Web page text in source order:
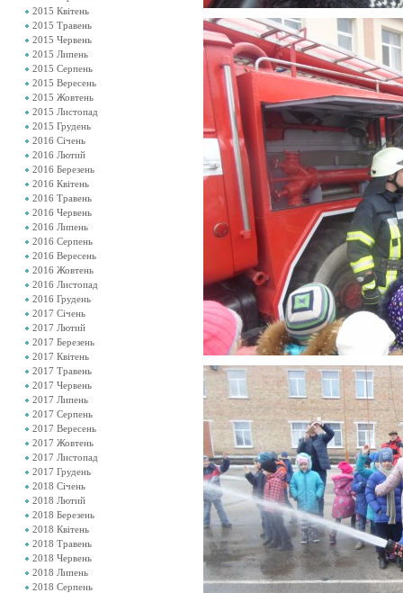
2015 Квітень
2015 Травень
2015 Червень
2015 Липень
2015 Серпень
2015 Вересень
2015 Жовтень
2015 Листопад
2015 Грудень
2016 Січень
2016 Лютий
2016 Березень
2016 Квітень
2016 Травень
2016 Червень
2016 Липень
2016 Серпень
2016 Вересень
2016 Жовтень
2016 Листопад
2016 Грудень
2017 Січень
2017 Лютий
2017 Березень
2017 Квітень
2017 Травень
2017 Червень
2017 Липень
2017 Серпень
2017 Вересень
2017 Жовтень
2017 Листопад
2017 Грудень
2018 Січень
2018 Лютий
2018 Березень
2018 Квітень
2018 Травень
2018 Червень
2018 Липень
2018 Серпень